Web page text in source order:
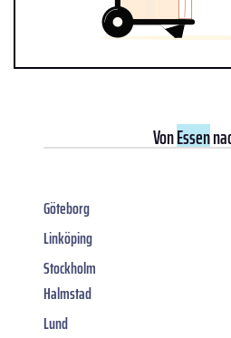
VonEssen
Göteborg
Linköping
Stockholm
Halmstad
Lund